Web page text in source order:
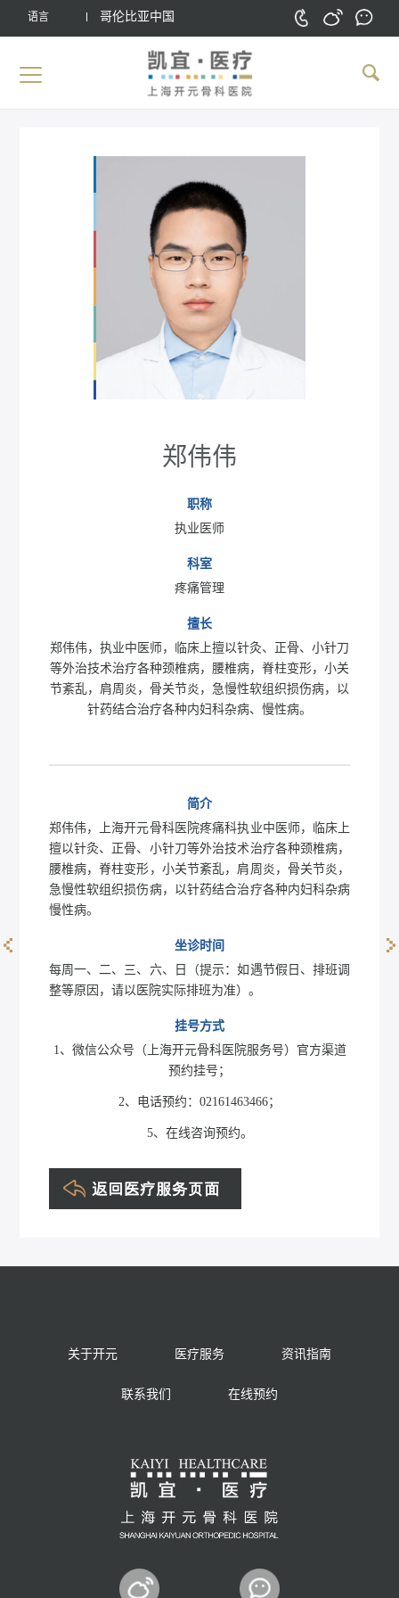
语言 哥伦比亚中国
郑伟伟
职称
执业医师
科室
疼痛管理
擅长
郑伟伟，执业中医师，临床上擅以针灸、正骨、小针刀
等外治技术治疗各种颈椎病，腰椎病，脊柱变形，小关
节紊乱，肩周炎，骨关节炎，急慢性软组织损伤病，以
针药结合治疗各种内妇科杂病、慢性病。
简介
郑伟伟，上海开元骨科医院疼痛科执业中医师，临床上
擅以针灸、正骨、小针刀等外治技术治疗各种颈椎病，
腰椎病，脊柱变形，小关节紊乱，肩周炎，骨关节炎，
急慢性软组织损伤病，以针药结合治疗各种内妇科杂病
慢性病。
坐诊时间
每周一、二、三、六、日（提示：如遇节假日、排班调
整等原因，请以医院实际排班为准）。
挂号方式
1、微信公众号（上海开元骨科医院服务号）官方渠道
预约挂号；
2、电话预约：02161463466；
5、在线咨询预约。
关于开元 医疗服务 资讯指南
联系我们 在线预约
赵月惠